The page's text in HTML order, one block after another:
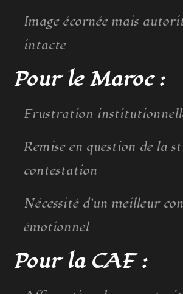
Image écornée mais
intacte
Pour le Maroc :
Frustration
Remise en question de la
contestation
Nécessité d’un meilleur
émotionnel
Pour la CAF :